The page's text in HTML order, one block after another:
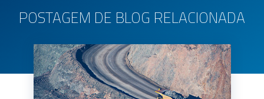
POSTAGEM DE BLOG RELACIONADA